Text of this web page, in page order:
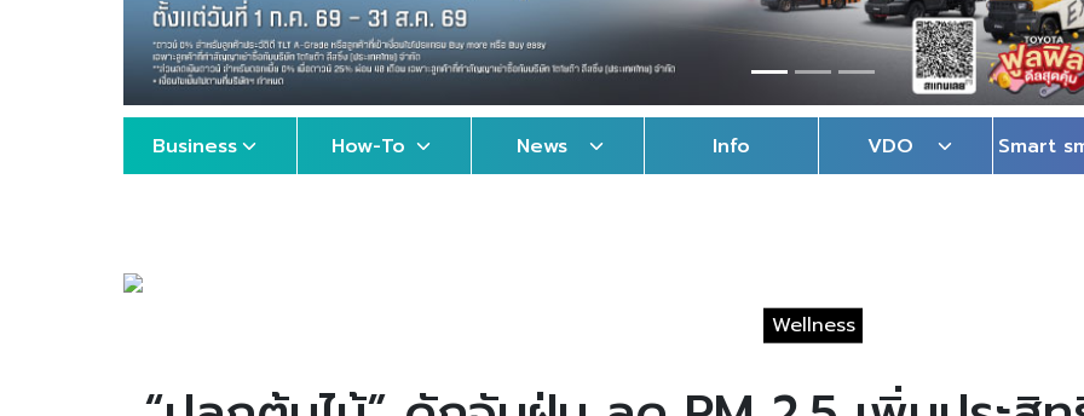
Business How-To News Info VDO Smart
Wellness